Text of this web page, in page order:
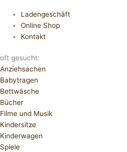
Ladengeschäft
Online Shop
Kontakt
oft gesucht:
Anziehsachen
Babytragen
Bettwäsche
Bücher
Filme und Musik
Kindersitze
Kinderwagen
Spiele